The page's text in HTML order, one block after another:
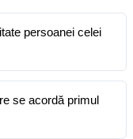
persoanei celei
se acordă primul